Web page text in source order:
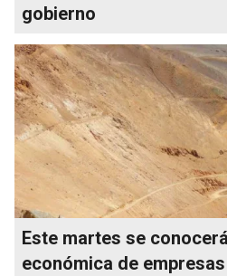
gobierno
Este martes se
económica de